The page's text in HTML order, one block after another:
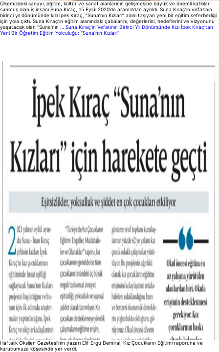
Ülkemizdeki sanayi, eğitim, kültür ve sanat alanlarının gelişmesine büyük ve önemli katkılar
sunmuş olan iş insanı Suna Kıraç, 15 Eylül 2020’de aramızdan ayrıldı. Suna Kıraç’ın vefatının
birinci yıl dönümünde kızı İpek Kıraç, “Suna’nın Kızları” adını taşıyan yeni bir eğitim seferberliği
için yola çıktı. Suna Kıraç’ın eğitim alanındaki çabalarını, değerlerini, hedeflerini ve vizyonunu
yaşatacak olan “Suna’nın …
Suna Kıraç’ın Vefatının Birinci Yıl Dönümünde Kızı İpek Kıraç’tan
Yeni Bir Öğretim Eğitim Yolculuğu: “Suna’nın Kızları”
Haftalık Oksijen Gazetesi’nin yazarı Elif Ergu Demiral, Kız Çocukların Eğitimi raporuna ve
kurucumuza köşesinde yer verdi.